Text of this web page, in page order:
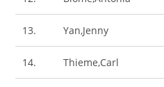
13. Yan,Jenny
14. Thieme,Carl